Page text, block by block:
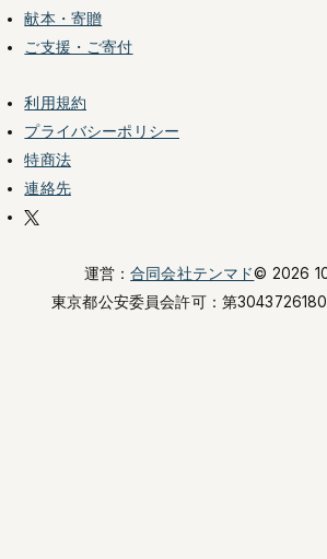
献本・寄贈
ご支援・ご寄付
利用規約
プライバシーポリシー
特商法
連絡先
運営：合同会社テンマド© 2026
東京都公安委員会許可： 第